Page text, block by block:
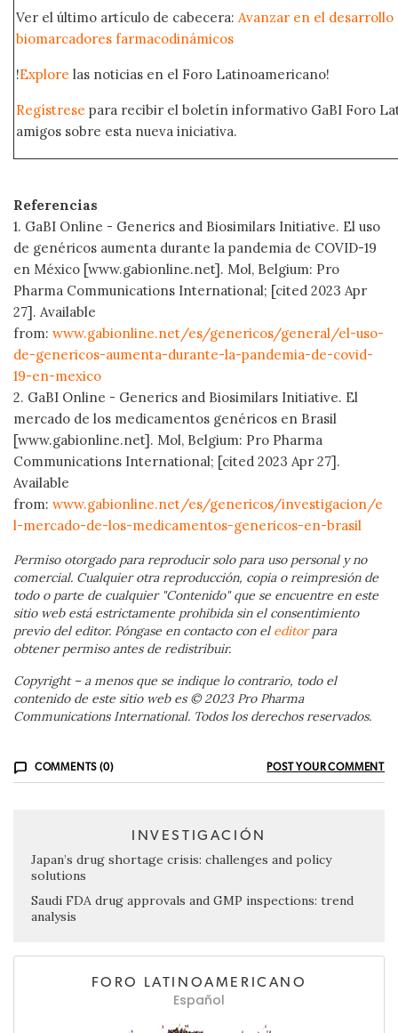
Ver el último artículo de cabecera: Avanzar en el
biomarcadores farmacodinámicos
!Explore las noticias en el Foro Latinoamericano!
Regístrese para recibir el boletín informativo GaBI Foro
amigos sobre esta nueva iniciativa.
Referencias
1. GaBI Online - Generics and Biosimilars Initiative. El uso
de genéricos aumenta durante la pandemia de COVID-19
en México [www.gabionline.net]. Mol, Belgium: Pro
Pharma Communications International; [cited 2023 Apr
27]. Available
from: www.gabionline.net/es/genericos/general/el-uso-
de-genericos-aumenta-durante-la-pandemia-de-covid-
19-en-mexico
2. GaBI Online - Generics and Biosimilars Initiative. El
mercado de los medicamentos genéricos en Brasil
[www.gabionline.net]. Mol, Belgium: Pro Pharma
Communications International; [cited 2023 Apr 27].
Available
from: www.gabionline.net/es/genericos/investigacion/e
l-mercado-de-los-medicamentos-genericos-en-brasil
Permiso otorgado para reproducir solo para uso personal y no
comercial. Cualquier otra reproducción, copia o reimpresión de
todo o parte de cualquier "Contenido" que se encuentre en este
sitio web está estrictamente prohibida sin el consentimiento
previo del editor. Póngase en contacto con el editorpara
obtener permiso antes de redistribuir.
Copyright – a menos que se indique lo contrario, todo el
contenido de este sitio web es © 2023 Pro Pharma
Communications International. Todos los derechos reservados.
COMMENTS (0) POST YOUR COMMENT
INVESTIGACIÓN
Japan’s drug shortage crisis: challenges and policy
solutions
Saudi FDA drug approvals and GMP inspections: trend
analysis
FORO LATINOAMERICANO
Español